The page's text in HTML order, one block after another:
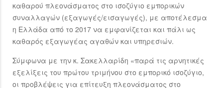
καθαρού πλεονάσματος στο ισοζύγιο εμπορικών
συναλλαγών (εξαγωγές/εισαγωγές), με αποτέλεσμα
η Ελλάδα από το 2017 να εμφανίζεται και πάλι ως
καθαρός εξαγωγέας αγαθών και υπηρεσιών.
Σύμφωνα με την κ. Σακελλαρίδη «παρά τις αρνητικές
εξελίξεις του πρώτου τριμήνου στο εμπορικό ισοζύγιο,
οι προβλέψεις για επίτευξη πλεονάσματος στο